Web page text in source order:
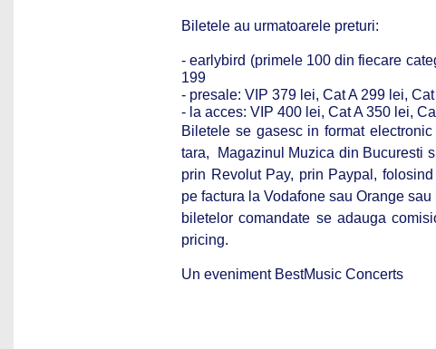
Biletele au urmatoarele preturi:
- earlybird (primele 100 din fiecare
199
- presale: VIP 379 lei, Cat A 299 lei,
- la acces: VIP 400 lei, Cat A 350 lei,
Biletele se gasesc in format
tara, Magazinul Muzica din Bucuresti
prin Revolut Pay, prin Paypal,
pe factura la Vodafone sau Orange
biletelor comandate se adauga
pricing.
Un eveniment BestMusic Concerts